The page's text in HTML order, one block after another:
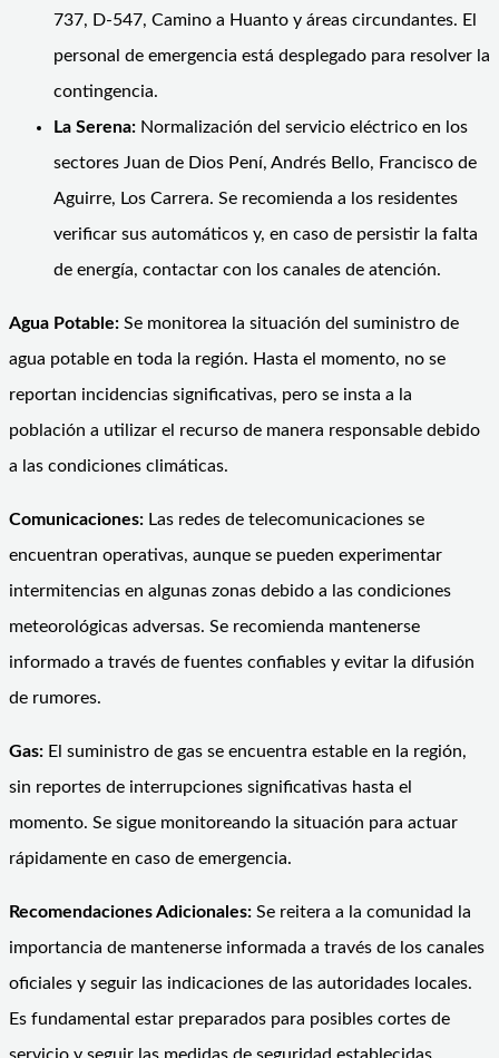
737, D-547, Camino a Huanto y áreas circundantes. El
personal de emergencia está desplegado para resolver la
contingencia.
La Serena: Normalización del servicio eléctrico en los
sectores Juan de Dios Pení, Andrés Bello, Francisco de
Aguirre, Los Carrera. Se recomienda a los residentes
verificar sus automáticos y, en caso de persistir la falta
de energía, contactar con los canales de atención.
Agua Potable: Se monitorea la situación del suministro de
agua potable en toda la región. Hasta el momento, no se
reportan incidencias significativas, pero se insta a la
población a utilizar el recurso de manera responsable debido
a las condiciones climáticas.
Comunicaciones: Las redes de telecomunicaciones se
encuentran operativas, aunque se pueden experimentar
intermitencias en algunas zonas debido a las condiciones
meteorológicas adversas. Se recomienda mantenerse
informado a través de fuentes confiables y evitar la difusión
de rumores.
Gas: El suministro de gas se encuentra estable en la región,
sin reportes de interrupciones significativas hasta el
momento. Se sigue monitoreando la situación para actuar
rápidamente en caso de emergencia.
Recomendaciones Adicionales: Se reitera a la comunidad la
importancia de mantenerse informada a través de los canales
oficiales y seguir las indicaciones de las autoridades locales.
Es fundamental estar preparados para posibles cortes de
servicio y seguir las medidas de seguridad establecidas